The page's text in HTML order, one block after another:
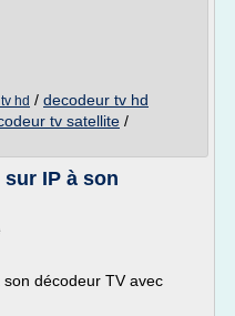
hd / decodeur tv hd
tv satellite /
IP à son
décodeur TV avec